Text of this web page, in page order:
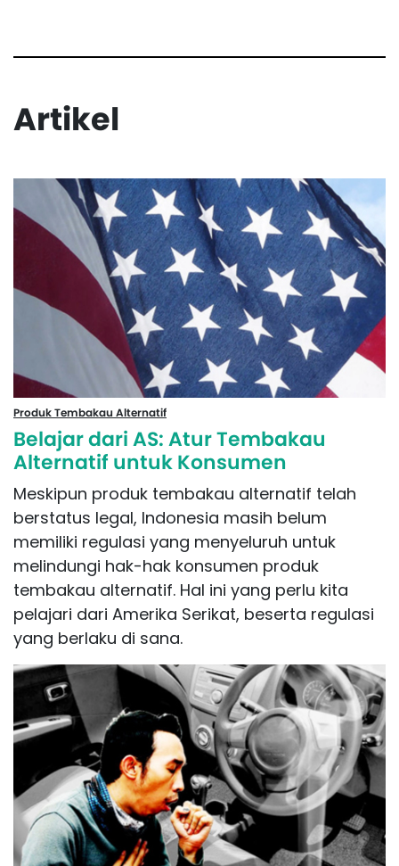
Artikel
Produk Tembakau Alternatif
Belajar dari AS: Atur Tembakau
Alternatif untuk Konsumen
Meskipun produk tembakau alternatif telah
berstatus legal, Indonesia masih belum
memiliki regulasi yang menyeluruh untuk
melindungi hak-hak konsumen produk
tembakau alternatif. Hal ini yang perlu kita
pelajari dari Amerika Serikat, beserta regulasi
yang berlaku di sana.